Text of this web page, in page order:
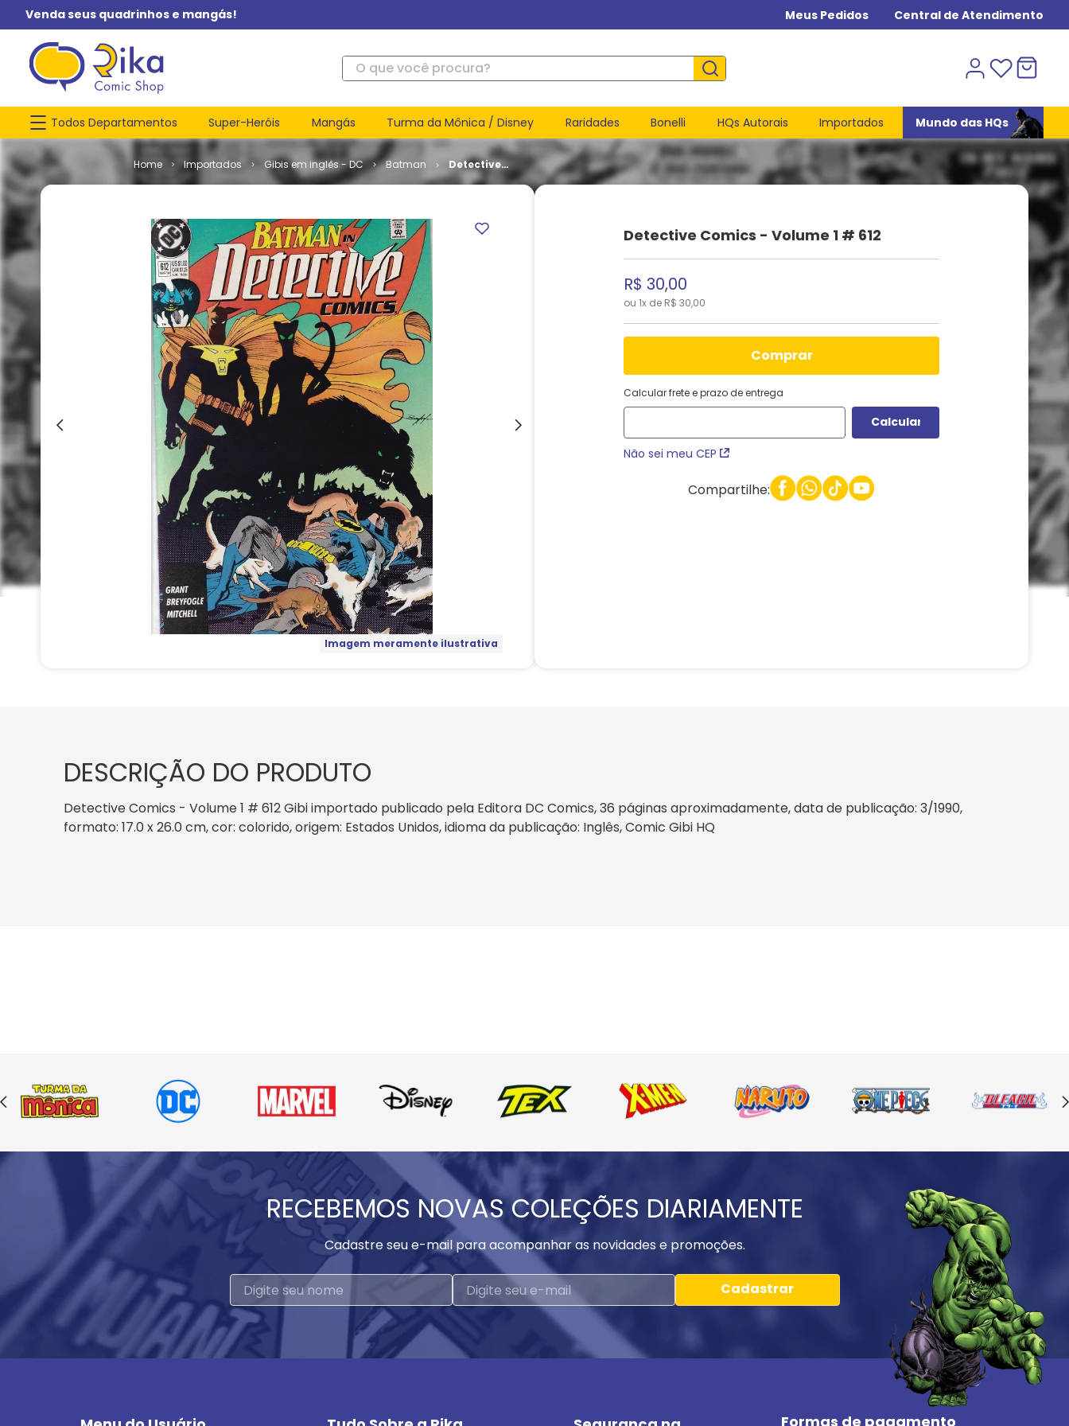
Venda seus quadrinhos e mangás! Meus Pedidos Central de Atendimento
O que você procura?
Todos Departamentos Super-Heróis Mangás Turma da Mônica / Disney Raridades Bonelli HQs Autorais Importados Mundo das HQs
Importados Gibis em inglês - DC Batman
Detective
Comics -
Imagem meramente ilustrativa
Detective Comics - Volume 1 # 612
R$ 30,00
ou 1x de R$ 30,00
comprar
Calcular frete e prazo de entrega
Não sei meu CEP
Compartilhe:
DESCRIÇÃO DO PRODUTO
Detective Comics - Volume 1 # 612 Gibi importado publicado pela Editora DC Comics, 36 páginas aproximadamente, data de publicação: 3/1990,
formato: 17.0 x 26.0 cm, cor: colorido, origem: Estados Unidos, idioma da publicação: Inglês, Comic Gibi HQ
RECEBEMOS NOVAS COLEÇÕES DIARIAMENTE
Cadastre seu e-mail para acompanhar as novidades e promoções.
Cadastrar
Formas de pagamento